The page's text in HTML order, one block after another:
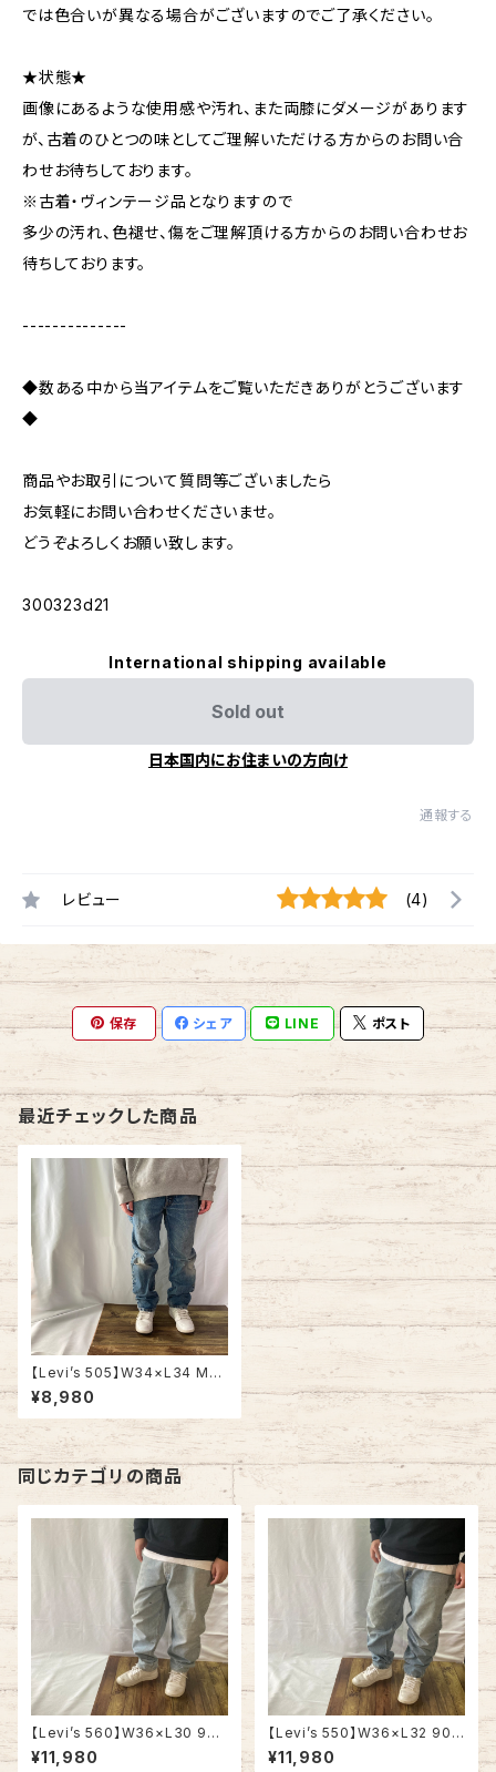
では色合いが異なる場合がございますのでご了承ください。
★状態★
画像にあるような使用感や汚れ、また両膝にダメージがあります
が、古着のひとつの味としてご理解いただける方からのお問い合
わせお待ちしております。
※古着・ヴィンテージ品となりますので
多少の汚れ、色褪せ、傷をご理解頂ける方からのお問い合わせお
待ちしております。
--------------
◆数ある中から当アイテムをご覧いただきありがとうございます
◆
商品やお取引について質問等ございましたら
お気軽にお問い合わせくださいませ。
どうぞよろしくお願い致します。
300323d21
International shipping available
Sold out
日本国内にお住まいの方向け
通報する
レビュー (4)
保存 シェア LINE ポスト
最近チェックした商品
【Levi’s 505】W34×L34 Mad
e in USA Denim Jeans リー
バイス 505 ブルーデニム ジー
ンズ ジーパン テーパード アメリ
カ USA 古着
¥8,980
同じカテゴリの商品
【Levi’s 560】W36×L30 90s
Made in USA Denim Pants
Jeans リーバイス 560 USA製
¥11,980
【Levi’s 550】W36×L32 90s
Made in USA Denim Pants
Jeans リーバイス 550 USA製
¥11,980